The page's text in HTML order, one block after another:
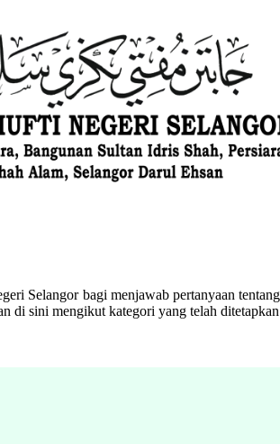
Selangor bagi menjawab pertanyaan
di sini mengikut kategori yang telah